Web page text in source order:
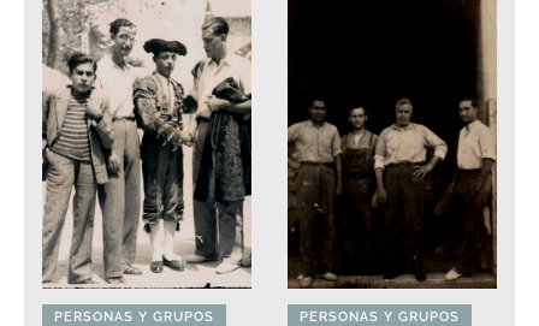
PERSONAS Y GRUPOS PERSONAS Y GRUPOS